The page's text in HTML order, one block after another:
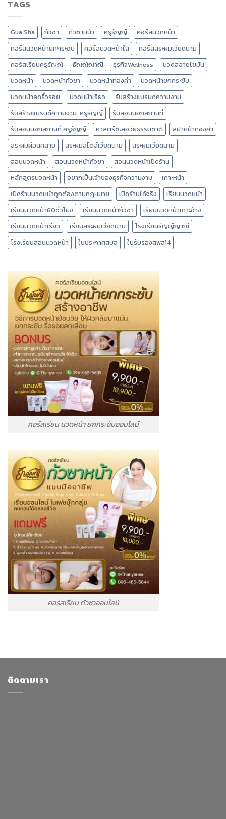
TAGS
Gua Sha กัวซา กัวซาหน้า ครูธัญญ์
คอร์สนวดหน้า
คอร์สนวดหน้ายกกระชับ
คอร์สนวดหน้าใส
คอร์สสระผมเวียดนาม
คอร์สเรียนครูธัญญ์
ธัญญ์ญาณี ธุรกิจWellness
นวดสลายไขมัน
นวดหน้า
นวดหน้ากัวซา นวดหน้าทองคำ
นวดหน้ายกกระชับ
นวดหน้าลดริ้วรอย
นวดหน้าเรียว
รับสร้างแบรนด์ความงาม
รับสร้างแบรนด์ความงาม: ครูธัญญ์
รับสอนนอกสถานที่
รับสอนนอกสถานที่ ครูธัญญ์
ศาสตร์ชะลอวัยธรรมชาติ
สปาหน้าทองคำ
สระผมผ่อนคลาย
สระผมสไตล์เวียดนาม
สระผมเวียดนาม
สอนนวดหน้า
สอนนวดหน้ากัวซา
สอนนวดหน้าเปิดร้าน
หลักสูตรนวดหน้า
อยากเป็นเจ้าของธุรกิจความงาม
เคาะหน้า
เปิดร้านนวดหน้าถูกต้องตามกฎหมาย
เปิดร้านได้จริง
เรียนนวดหน้า
เรียนนวดหน้า60ชั่วโมง
เรียนนวดหน้ากัวซา
เรียนนวดหน้าเกาะช้าง
เรียนนวดหน้าเรียว
เรียนสระผมเวียดนาม
โรงเรียนธัญญ์ญาณี
โรงเรียนสอนนวดหน้า
ใบประกาศสบส ใบรับรองสพส14
คอร์สเรียน นวดหน้า ยกกระชับออนไลน์
คอร์สเรียน กัวซาออนไลน์
ติดตามเรา